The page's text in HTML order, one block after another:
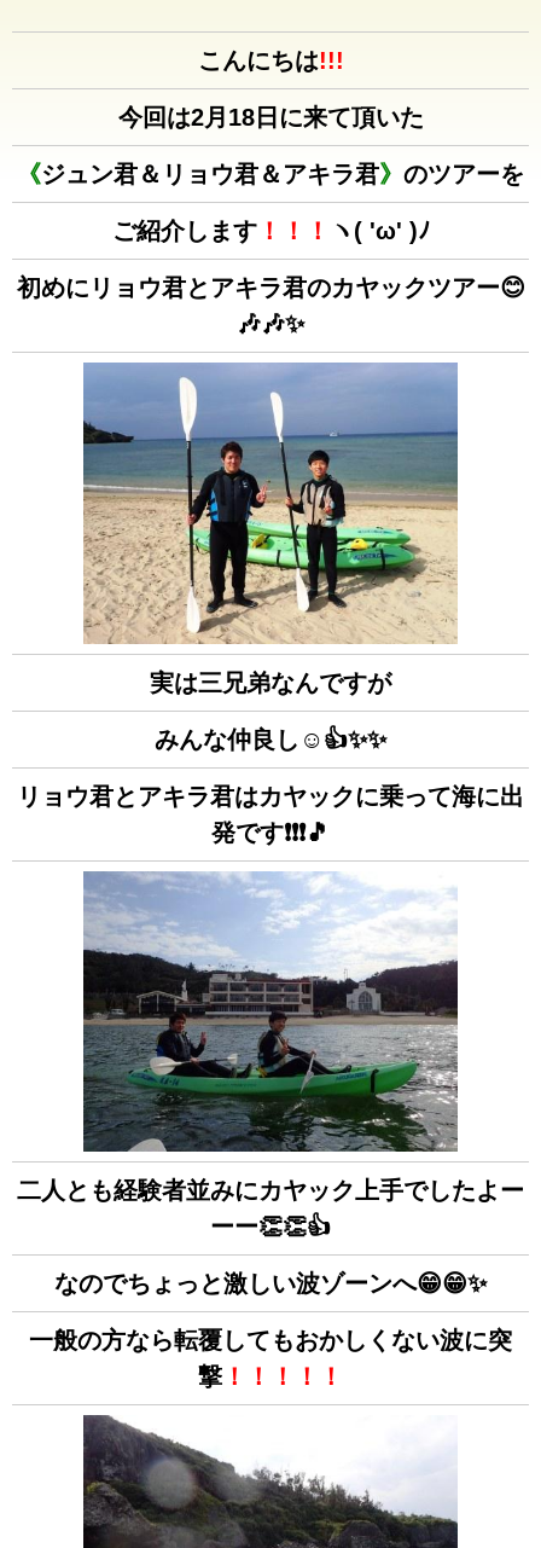
こんにちは!!!
今回は2月18日に来て頂いた
《ジュン君＆リョウ君＆アキラ君》 のツアーを
ご紹介します！！！ ヽ( 'ω' )ﾉ
初めにリョウ君とアキラ君のカヤックツアー😊
🎶🎶✨
実は三兄弟なんですが
みんな仲良し☺👍✨✨
リョウ君とアキラ君はカヤックに乗って海に出
発です❗❗❗🎵
二人とも経験者並みにカヤック上手でしたよー
ーー👏👏👍
なのでちょっと激しい波ゾーンへ😁😁✨
一般の方なら転覆してもおかしくない波に突
撃 ！！！！！